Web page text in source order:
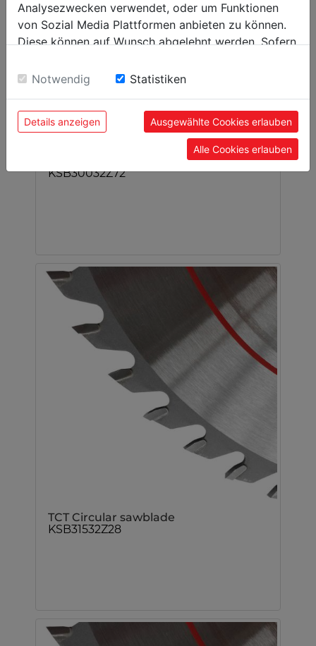
KSB30032Z72
TCT Circular sawblade
KSB31532Z28
Analysezwecken verwendet, oder um Funktionen
von Sozial Media Plattformen anbieten zu können.
Diese können auf Wunsch abgelehnt werden. Sofern
Einwilligung zu unseren Cookies.
Notwendig Statistiken
Details anzeigen Ausgewählte Cookies erlauben
Alle Cookies erlauben